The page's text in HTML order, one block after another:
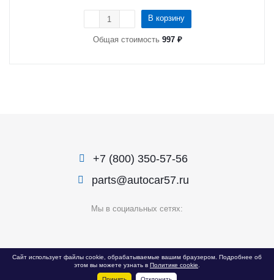
В корзину
Общая стоимость 997 ₽
+7 (800) 350-57-56
parts@autocar57.ru
Мы в социальных сетях:
© 1999 — 2026 «Автокар»
Политика конфиденциальности
Сайт использует файлы cookie, обрабатываемые вашим браузером. Подробнее об
этом вы можете узнать в Политике cookie